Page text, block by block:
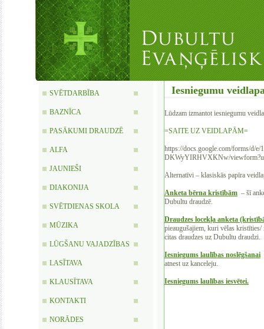
SVĒTDARBĪBA
BAZNĪCA
PASĀKUMI DRAUDZĒ
ALFA
JAUNIEŠI
DIAKONIJA
SVĒTDIENAS SKOLA
MŪZIKA
LŪGŠANU VAJADZĪBAS
LASĪTAVA
KLAUSĪTAVA
KONTAKTI
NORĀDES
Iesniegumu
Lūdzam izmantot iesniegumu
=SAITE UZ VEIDLAPĀM=
‍https://docs.google.com/forms/d/
DKWyYIRHVXKNw/
‍Alternatīvi – klasiskās papīra
Anketa bērna kristībām – šī
Dubultu draudzē.
Draudzes locekļa anketa
pieaugušajiem, kuri vēlas
citas draudzes uz Dubultu draudzi.
Iesniegums laulības noslēgšanai
atnest uz kanceleju.
Iesniegums laulības iesvētei.